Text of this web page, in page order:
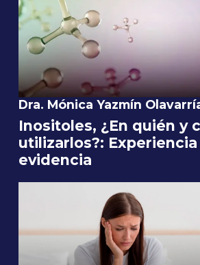
Dra. Mónica Yazmín
Inositoles, ¿En quién y
utilizarlos?:
evidencia